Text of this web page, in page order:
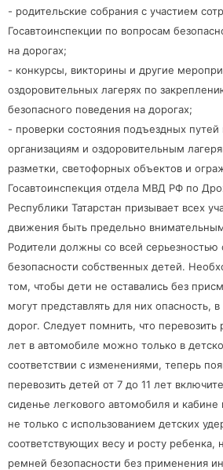
- родительские собрания с участием
Госавтоинспекции по вопросам
на дорогах;
- конкурсы, викторины и другие
оздоровительных лагерях по
безопасного поведения на дорогах;
- проверки состояния подъездных путей
организациям и оздоровительным
разметки, светофорных объектов и
Госавтоинспекция отдела МВД РФ по
Республики Татарстан призывает всех
движения быть предельно
Родители должны со всей серьезностью
безопасности собственных детей.
том, чтобы дети не оставались без
могут представлять для них опасность,
дорог. Следует помнить, что перевозить
лет в автомобиле можно только в
соответствии с изменениями, теперь
перевозить детей от 7 до 11 лет
сиденье легкового автомобиля и кабине
не только с использованием детских
соответствующих весу и росту ребенка,
ремней безопасности без применения